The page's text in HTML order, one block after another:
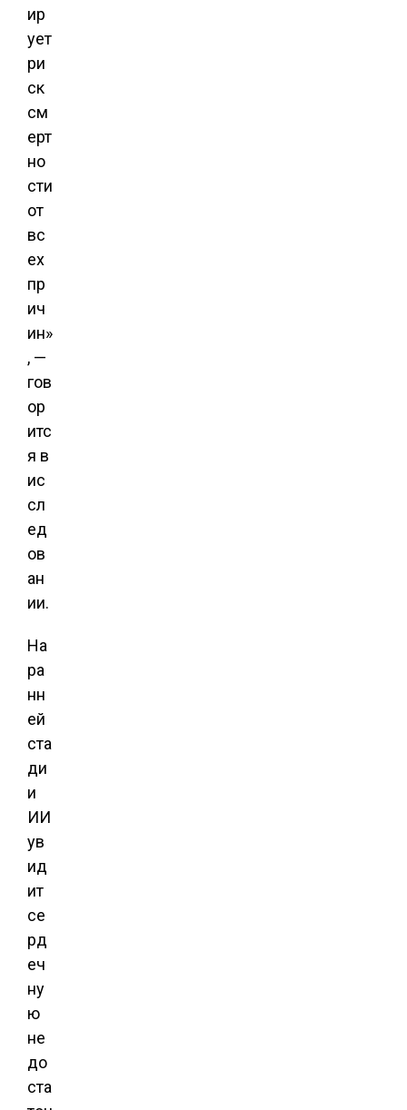
ир
ует
ри
ск
см
ерт
но
сти
от
вс
ех
пр
ич
ин»
, —
гов
ор
итс
я в
ис
сл
ед
ов
ан
ии.
На
ра
нн
ей
ста
ди
и
ИИ
ув
ид
ит
се
рд
еч
ну
ю
не
до
ста